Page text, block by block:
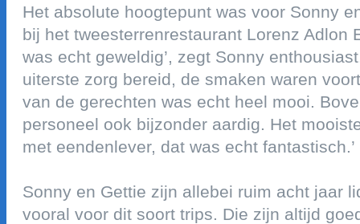
het absolute hoogtepunt was voor sonny
bij het tweesterrenrestaurant lorenz adlon
was echt geweldig’, zegt sonny
uiterste zorg bereid, de smaken waren
van de gerechten was echt heel mooi.
personeel ook bijzonder aardig. het
met eendenlever, dat was echt fantastisch.’
sonny en gettie zijn allebei ruim acht jaar
vooral voor dit soort trips. die zijn altijd